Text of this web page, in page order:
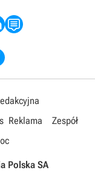
Reklama
Zespół
Polska SA